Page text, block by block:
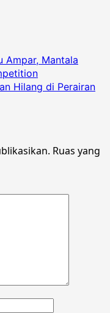
Ampar, Mantala
Hilang di Perairan
Ruas yang